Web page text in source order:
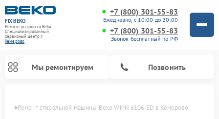
FIX-BEKO
Ремонт устройств Beko
Специализированный
cервисный центр г.
Кемерово
+7 (800) 301-55-83
Ежедневно, с 10:00 до 20:00
+7 (800) 301-55-83
Звонок бесплатный по РФ
Мы ремонтируем Позвонить
Ремонт стиральной машины Beko WMN 6106 SD в Кемерово